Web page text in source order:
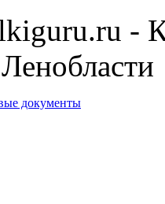
-
документы